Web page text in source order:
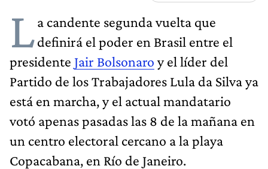
La candente segunda vuelta que
definirá el poder en Brasil entre el
presidente Jair Bolsonaro y el líder del
Partido de los Trabajadores Lula da Silva ya
está en marcha, y el actual mandatario
votó apenas pasadas las 8 de la mañana en
un centro electoral cercano a la playa
Copacabana, en Río de Janeiro.